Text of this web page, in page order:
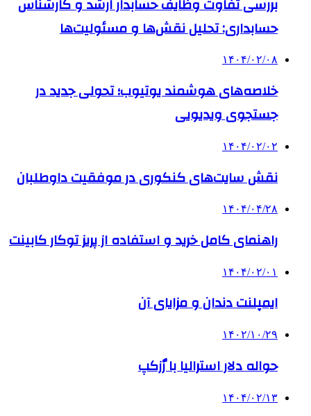
حسابداری: تحلیل نقش‌ها و مسئولیت‌ها
۱۴۰۴/۰۲/۰۸
خلاصه‌های هوشمند یوتیوب؛ تحولی جدید در
جستجوی ویدیویی
۱۴۰۴/۰۲/۰۲
نقش سایت‌های کنکوری در موفقیت داوطلبان
۱۴۰۴/۰۴/۲۸
راهنمای کامل خرید و استفاده از پریز توکار کابینت
۱۴۰۴/۰۲/۰۱
ایمپلنت دندان و مزایای آن
۱۴۰۲/۱۰/۲۹
حواله دلار استرالیا با رٌزکپ
۱۴۰۴/۰۲/۱۳